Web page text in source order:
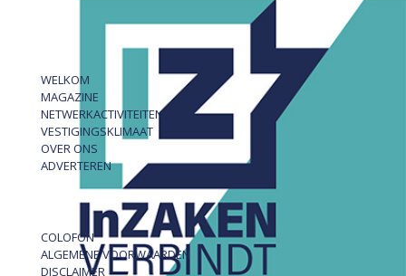
WELKOM
MAGAZINE
NETWERKACTIVITEITEN
VESTIGINGSKLIMAAT
OVER ONS
ADVERTEREN
COLOFON
ALGEMENE VOORWAARDEN
DISCLAIMER